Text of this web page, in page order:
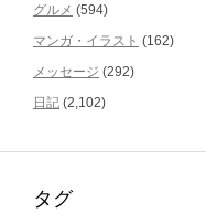
グルメ (594)
マンガ・イラスト (162)
メッセージ (292)
日記 (2,102)
タグ